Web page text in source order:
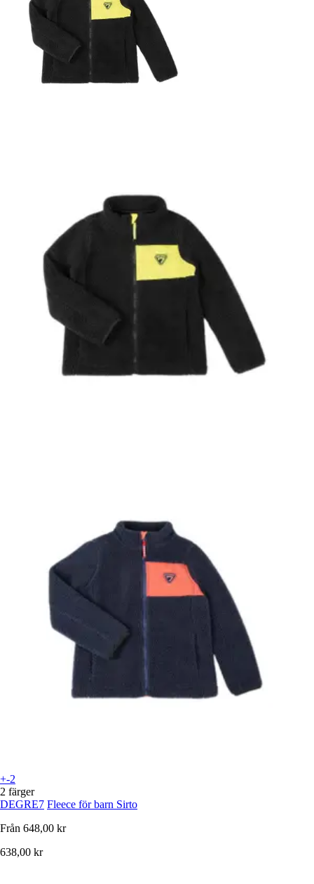
+-2
2 färger
DEGRE7 Fleece för barn Sirto
Från 648,00 kr
638,00 kr